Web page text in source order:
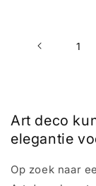
1
Art deco
elegantie
Op zoek naar